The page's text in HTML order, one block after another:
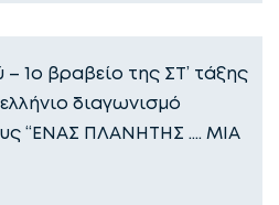
1ο βραβείο της ΣΤ’ τάξης
διαγωνισμό
“ΕΝΑΣ ΠΛΑΝΗΤΗΣ …. ΜΙΑ